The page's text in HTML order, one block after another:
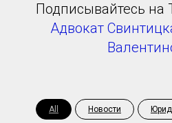
Подписывайтесь на
Адвокат
All Новости